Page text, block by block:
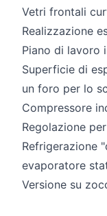
Vetri frontali
Realizzazione
Piano di lavoro
Superficie di
un foro per lo
Compressore
Regolazione
Refrigerazione
evaporatore
Versione su